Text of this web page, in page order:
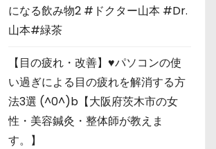
になる飲み物2 #ドクター山本 #Dr.
山本#緑茶
【目の疲れ・改善】♥パソコンの使
い過ぎによる目の疲れを解消する方
法3選 (^0^)b【大阪府茨木市の女
性・美容鍼灸・整体師が教えま
す。】